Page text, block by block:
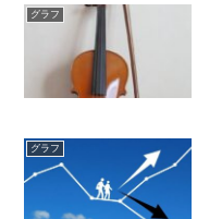
グラフ
グラフ